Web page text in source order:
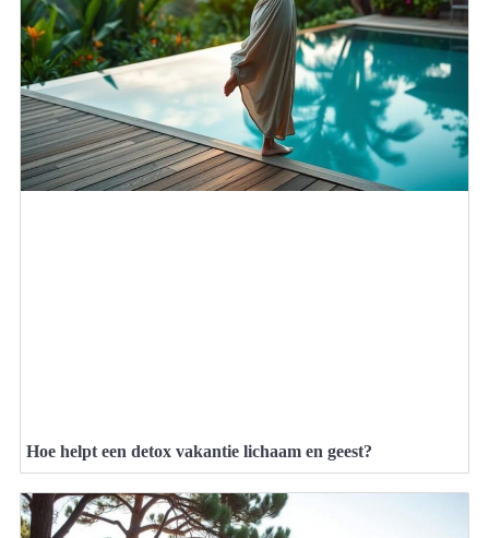
Hoe helpt een detox vakantie lichaam en geest?